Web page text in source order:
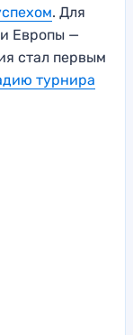
. Для
Европы —
стал первым
турнира